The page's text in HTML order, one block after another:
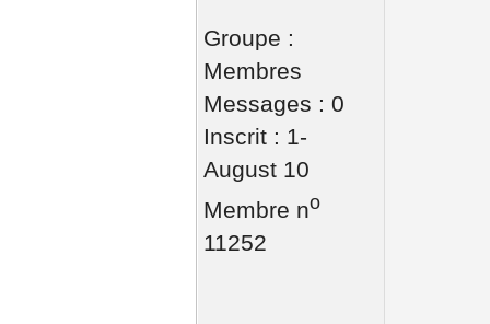
Groupe :
Membres
Messages : 0
Inscrit : 1-
August 10
Membre no
11252